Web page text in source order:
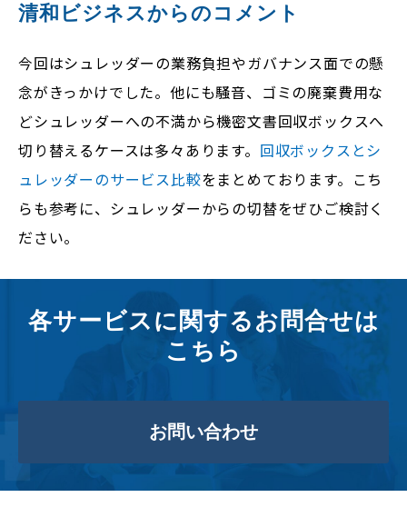
清和ビジネスからのコメント
今回はシュレッダーの業務負担やガバナンス面での懸
念がきっかけでした。他にも騒音、ゴミの廃棄費用な
どシュレッダーへの不満から機密文書回収ボックスへ
切り替えるケースは多々あります。 回収ボックスとシ
ュレッダーのサービス比較をまとめております。こち
らも参考に、シュレッダーからの切替をぜひご検討く
ださい。
各サービスに関するお問合せは
こちら
お問い合わせ